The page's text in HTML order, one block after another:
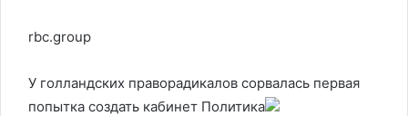
rbc.group
У голландских праворадикалов сорвалась первая
попытка создать кабинет Политика